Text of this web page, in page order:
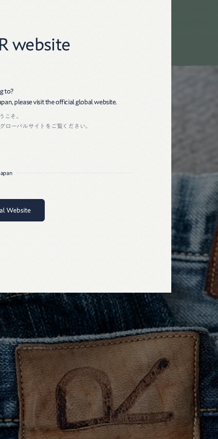
website
to?
please visit the official global website.
こそ。
ローバルサイトをご覧ください。
Website